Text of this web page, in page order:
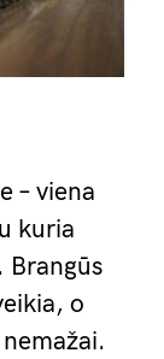
– viena
kuria
Brangūs
o